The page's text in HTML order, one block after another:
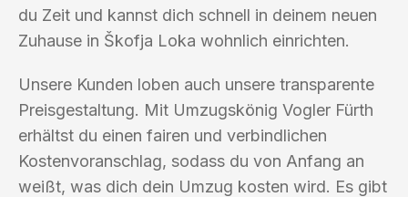
du Zeit und kannst dich schnell in deinem neuen
Zuhause in Škofja Loka wohnlich einrichten.
Unsere Kunden loben auch unsere transparente
Preisgestaltung. Mit Umzugskönig Vogler Fürth
erhältst du einen fairen und verbindlichen
Kostenvoranschlag, sodass du von Anfang an
weißt, was dich dein Umzug kosten wird. Es gibt